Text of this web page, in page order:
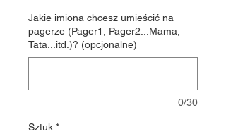
Jakie imiona chcesz umieścić na
pagerze (Pager1, Pager2...Mama,
Tata...itd.)? (opcjonalne)
0/30
Sztuk *